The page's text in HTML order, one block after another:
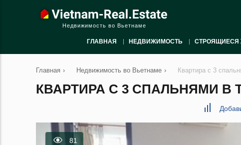
Недвижимость во Вьетнаме
ГЛАВНАЯ НЕДВИЖИМОСТЬ СТРОЯЩИЕСЯ
Главная › Недвижимость во Вьетнаме › Квартира с 3
КВАРТИРА С 3 СПАЛЬНЯМИ В
81